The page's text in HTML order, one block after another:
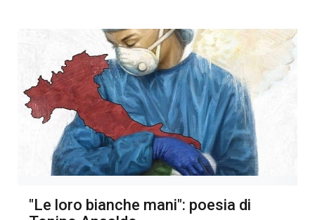
"Le loro bianche mani": poesia di